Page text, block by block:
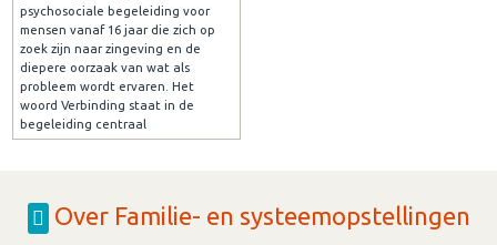
psychosociale begeleiding voor
mensen vanaf 16 jaar die zich op
zoek zijn naar zingeving en de
diepere oorzaak van wat als
probleem wordt ervaren. Het
woord Verbinding staat in de
begeleiding centraal
Over Familie- en systeemopstellingen